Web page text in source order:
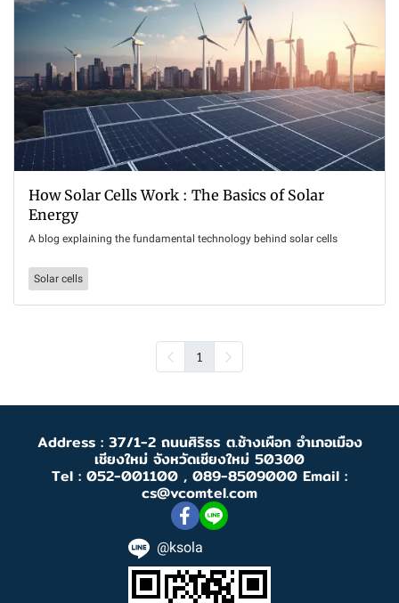
How Solar Cells Work : The Basics of Solar
Energy
A blog explaining the fundamental technology behind solar cells
Solar cells
1
Address : 37/1-2 ถนนศิริธร ต.ช้างเผือก อำเภอเมือง
เชียงใหม่ จังหวัดเชียงใหม่ 50300
Tel : 052-001100 , 089-8509000 Email :
cs@vcomtel.com
@ksola